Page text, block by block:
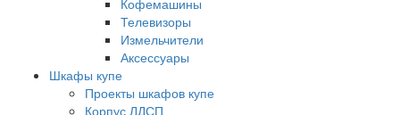
Телевизоры
Измельчители
Аксессуары
Шкафы купе
Проекты шкафов купе
Корпус ЛДСП